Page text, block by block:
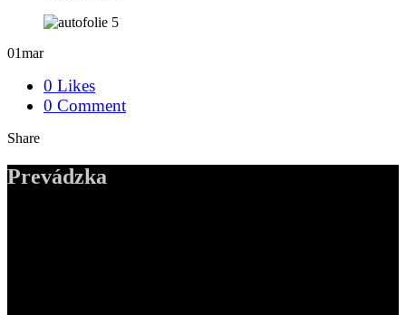
01mar
0 Likes
0 Comment
Share
Prevádzka